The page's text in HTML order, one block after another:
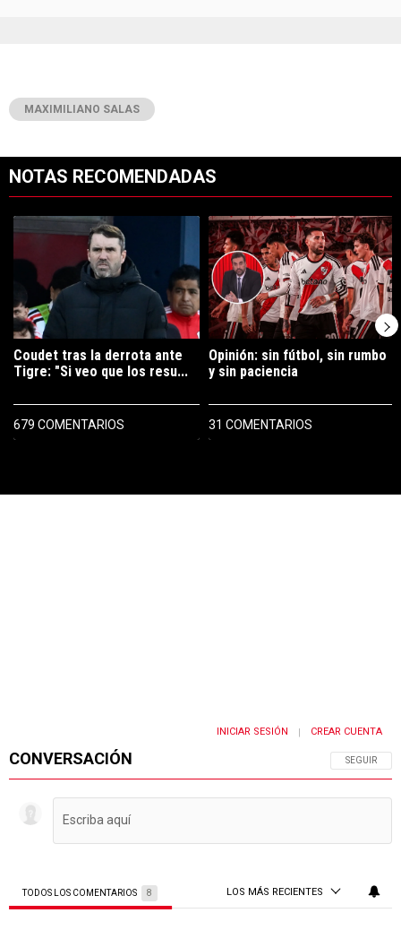
MAXIMILIANO SALAS
NOTAS RECOMENDADAS
Un artículo de tendencia con el título "Coudet tras la derrota ante
Coudet tras la derrota ante
Tigre: "Si veo que los resu...
679 COMENTARIOS
Un artículo de tendencia con el
Opinión: sin fútbol, sin rumbo
y sin paciencia
31 COMENTARIOS
CONVERSACIÓN SIGA ESTA
SEGUIR
INICIAR SESIÓN CREAR CUENTA
TODOS LOS COMENTARIOS 8 LOS MÁS RECIENTES